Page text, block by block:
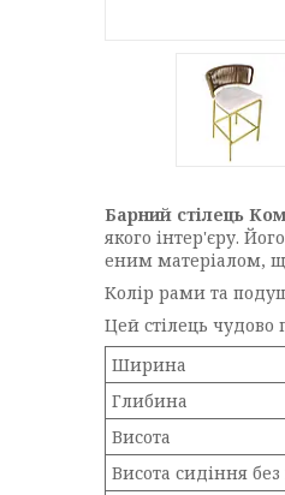
Барний стілець
якого інтер'єру.
еним матеріалом,
Колір рами та
Цей стілець
Ширина
Глибина
Висота
Висота сидіння